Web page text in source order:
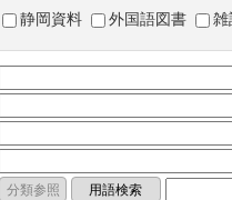
静岡資料 外国語図書 雑